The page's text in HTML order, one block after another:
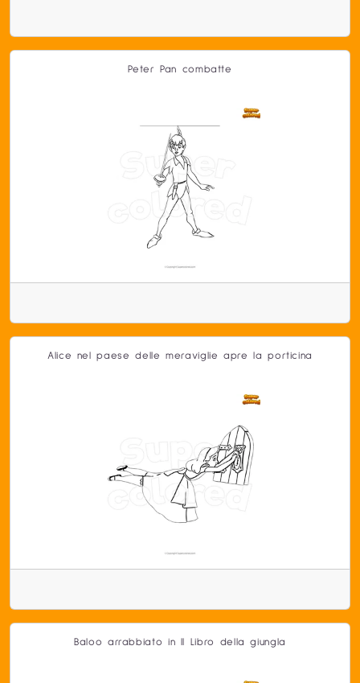
Peter Pan combatte
Alice nel paese delle meraviglie apre la porticina
Baloo arrabbiato in Il Libro della giungla